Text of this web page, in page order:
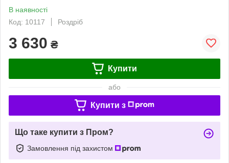
В наявності
Код: 10117
Роздріб
3 630 ₴
Купити
або
Купити з
Що таке купити з Пром?
Замовлення під захистом